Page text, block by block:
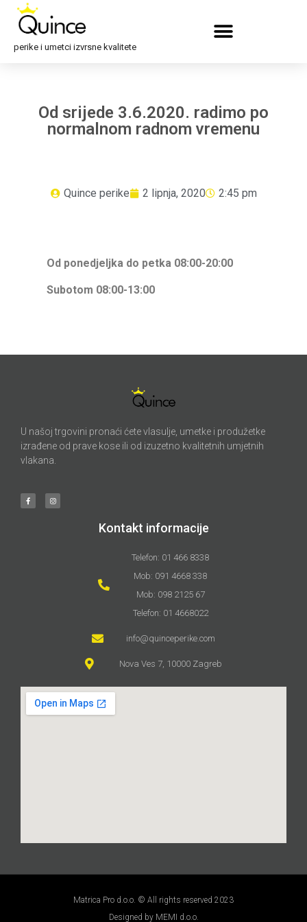
perike i umetci izvrsne kvalitete
Od srijede 3.6.2020. radimo po
normalnom radnom vremenu
Quince perike 2 lipnja, 2020 2:45 pm
Od ponedjeljka do petka 08:00-20:00
Subotom 08:00-13:00
U našoj trgovini pronaći ćete vlasulje, umetke i produžetke
izrađene od prave kose ili od izuzetno kvalitetnih umjetnih
vlakana.
Kontakt informacije
Telefon: 01 466 8338
Mob: 091 4668 338
Mob: 098 2125 67
Telefon: 01 4668022
info@quinceperike.com
Nova Ves 7, 10000 Zagreb
Matrica Pro d.o.o. © All rights reserved 2023
Designed by MEMI d.o.o.